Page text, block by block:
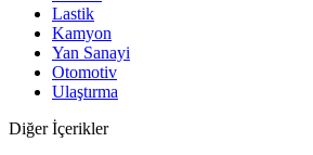
Lastik
Kamyon
Yan Sanayi
Otomotiv
Ulaştırma
Diğer İçerikler